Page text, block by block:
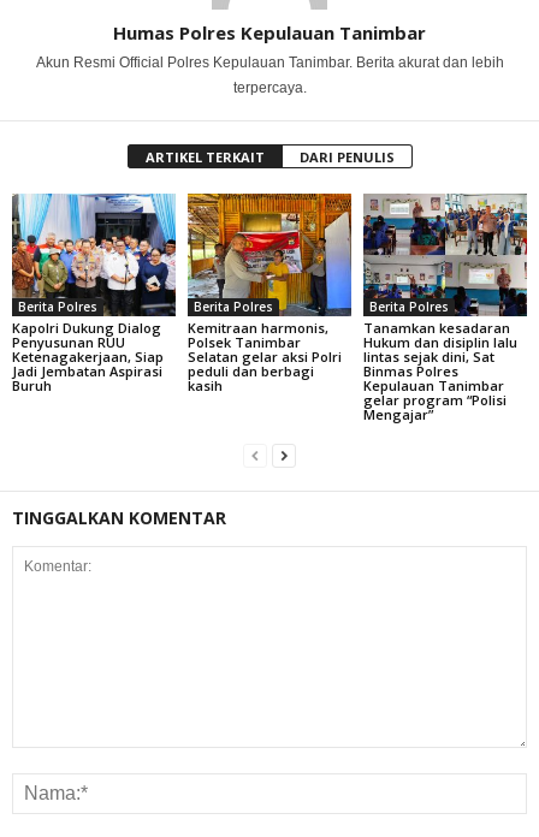
Humas Polres Kepulauan Tanimbar
Akun Resmi Official Polres Kepulauan Tanimbar. Berita akurat dan lebih
terpercaya.
ARTIKEL TERKAIT DARI PENULIS
Berita Polres
Kapolri Dukung Dialog
Penyusunan RUU
Ketenagakerjaan, Siap
Jadi Jembatan Aspirasi
Buruh
Berita Polres
Kemitraan harmonis,
Polsek Tanimbar
Selatan gelar aksi Polri
peduli dan berbagi
kasih
Berita Polres
Tanamkan kesadaran
Hukum dan disiplin lalu
lintas sejak dini, Sat
Binmas Polres
Kepulauan Tanimbar
gelar program “Polisi
Mengajar”
TINGGALKAN KOMENTAR